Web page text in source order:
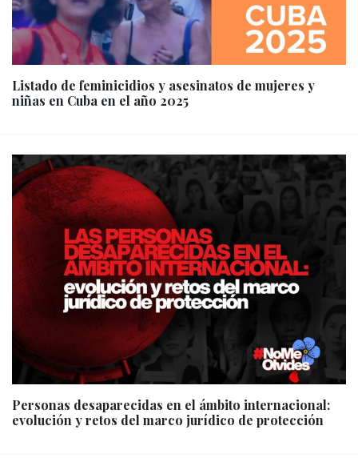
Listado de feminicidios y asesinatos de mujeres y
niñas en Cuba en el año 2025
Personas desaparecidas en el ámbito internacional:
evolución y retos del marco jurídico de protección